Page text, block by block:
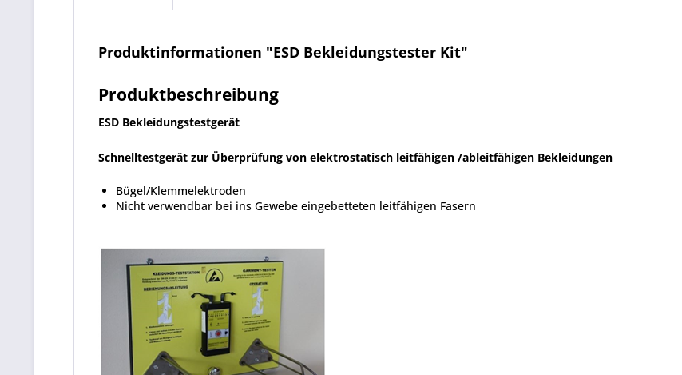
Produktinformationen "ESD Bekleidungstester Kit"
Produktbeschreibung
ESD Bekleidungstestgerät
Schnelltestgerät zur Überprüfung von elektrostatisch leitfähigen /ableitfähigen Bekleidungen
Bügel/Klemmelektroden
Nicht verwendbar bei ins Gewebe eingebetteten leitfähigen Fasern